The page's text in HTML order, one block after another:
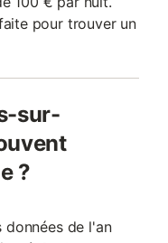
pour trouver un
sur-
?
données de l'an